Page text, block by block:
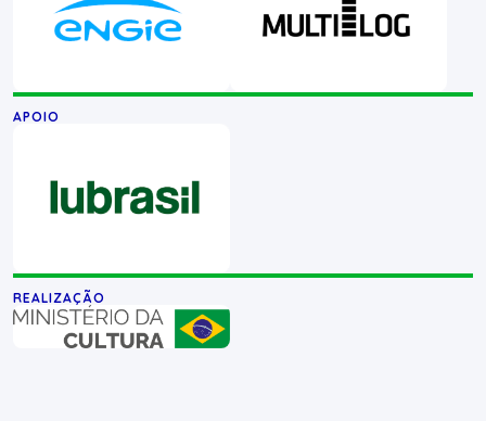
APOIO
REALIZAÇÃO